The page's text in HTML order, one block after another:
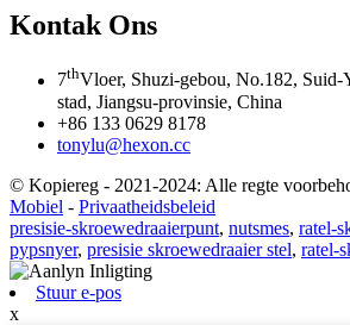
Kontak Ons
7thVloer, Shuzi-gebou, No.182,
stad, Jiangsu-provinsie, China
+86 133 0629 8178
tonylu@hexon.cc
© Kopiereg - 2021-2024: Alle regte
Mobiel - Privaatheidsbeleid
presisie-skroewedraaierpunt, nutsmes, ratel-
pypsnyer, presisie skroewedraaier stel, ratel-
Stuur e-pos
x